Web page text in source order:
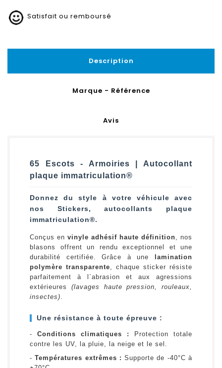
Satisfait ou remboursé
Description
Marque - Référence
Avis
65 Escots - Armoiries | Autocollant
plaque immatriculation®
Donnez du style à votre véhicule avec
nos Stickers, autocollants plaque
immatriculation®.
Conçus en vinyle adhésif haute définition, nos
blasons offrent un rendu exceptionnel et une
durabilité certifiée. Grâce à une
lamination
polymère transparente, chaque sticker résiste
parfaitement à l`abrasion et aux agressions
extérieures (lavages haute pression, rouleaux,
insectes).
Une résistance à toute épreuve :
- Conditions climatiques :
Protection totale
contre les UV, la pluie, la neige et le sel.
-Températures extrêmes : Supporte de -40°C à